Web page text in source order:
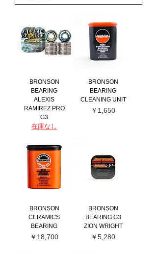
BRONSON
BEARING
ALEXIS
RAMIREZ PRO
G3
在庫なし
BRONSON
BEARING
CLEANING UNIT
価格
￥1,650
BRONSON
CERAMICS
BEARING
価格
￥18,700
BRONSON
BEARING G3
ZION WRIGHT
価格
￥5,280